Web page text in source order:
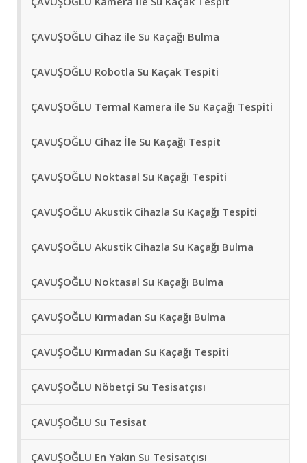
ÇAVUŞOĞLU Cihaz ile Su Kaçağı Bulma
ÇAVUŞOĞLU Robotla Su Kaçak Tespiti
ÇAVUŞOĞLU Termal Kamera ile Su Kaçağı Tespiti
ÇAVUŞOĞLU Cihaz İle Su Kaçağı Tespit
ÇAVUŞOĞLU Noktasal Su Kaçağı Tespiti
ÇAVUŞOĞLU Akustik Cihazla Su Kaçağı Tespiti
ÇAVUŞOĞLU Akustik Cihazla Su Kaçağı Bulma
ÇAVUŞOĞLU Noktasal Su Kaçağı Bulma
ÇAVUŞOĞLU Kırmadan Su Kaçağı Bulma
ÇAVUŞOĞLU Kırmadan Su Kaçağı Tespiti
ÇAVUŞOĞLU Nöbetçi Su Tesisatçısı
ÇAVUŞOĞLU Su Tesisat
ÇAVUŞOĞLU En Yakın Su Tesisatçısı